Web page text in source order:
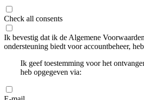
Check all consents
Ik bevestig dat ik de Algemene
ondersteuning biedt voor accountbeheer,
Ik geef toestemming voor het
heb opgegeven via: